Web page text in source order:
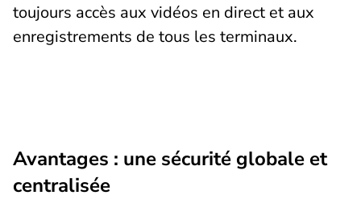
toujours accès aux vidéos en direct et aux
enregistrements de tous les terminaux.
Avantages : une sécurité globale et
centralisée